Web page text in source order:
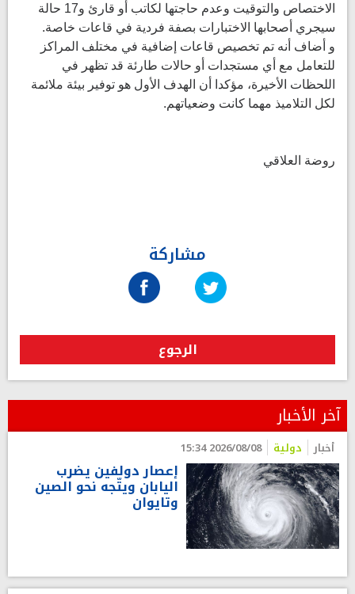
الاختصاص والتوقيت وعدم حاجتها لكاتب أو قارئ و17 حالة
سيجري أصحابها الاختبارات بصفة فردية في قاعات خاصة.
و أضاف أنه تم تخصيص قاعات إضافية في مختلف المراكز
للتعامل مع أي مستجدات أو حالات طارئة قد تظهر في
اللحظات الأخيرة، مؤكدا أن الهدف الأول هو توفير بيئة ملائمة
لكل التلاميذ مهما كانت وضعياتهم.
روضة العلاقي
مشاركة
الرجوع
آخر الأخبار
أخبار دولية 2026/08/08 15:34
إعصار دولفين يضرب
اليابان ويتّجه نحو الصين
وتايوان